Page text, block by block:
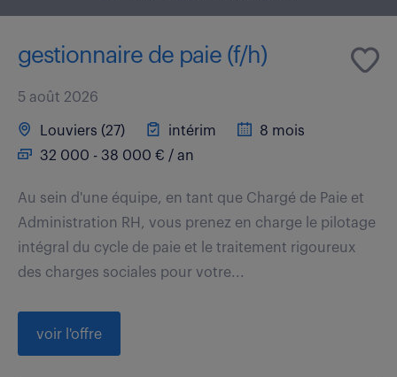
gestionnaire de paie (f/h)
5 août 2026
Louviers (27) intérim
8 mois
32 000 - 38 000 € / an
Au sein d'une équipe, en tant que Chargé de Paie et
Administration RH, vous prenez en charge le pilotage
intégral du cycle de paie et le traitement rigoureux
des charges sociales pour votre...
voir l'offre